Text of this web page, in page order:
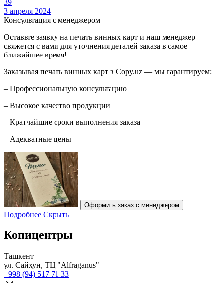
39
3 апреля 2024
Консультация с менеджером
Оставьте заявку на печать винных карт и наш менеджер
свяжется с вами для уточнения деталей заказа в самое
ближайшее время!
Заказывая печать винных карт в Copy.uz — мы гарантируем:
– Профессиональную консультацию
– Высокое качество продукции
– Кратчайшие сроки выполнения заказа
– Адекватные цены
Оформить заказ с менеджером
Подробнее Скрыть
Копицентры
Ташкент
ул. Сайхун, ТЦ "Alfraganus"
+998 (94) 517 71 33